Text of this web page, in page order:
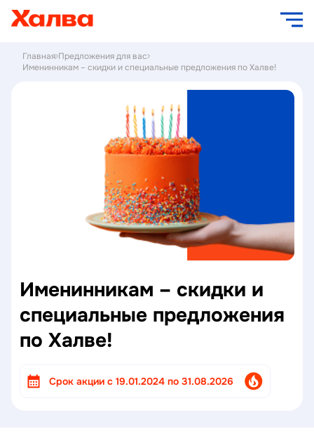
Главная Предложения для вас
Именинникам – скидки и специальные предложения по Халве!
Именинникам – скидки и
специальные предложения
по Халве!
Cрок акции с 19.01.2024 по 31.08.2026